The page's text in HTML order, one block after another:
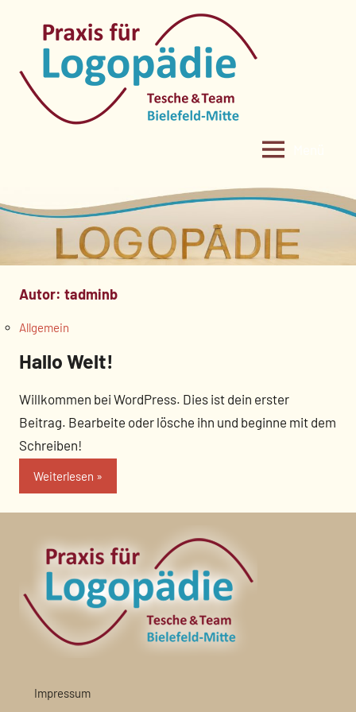
springen
Autor: tadminb
Allgemein
Hallo Welt!
Willkommen bei WordPress. Dies ist dein erster
Beitrag. Bearbeite oder lösche ihn und beginne mit dem
Schreiben!
Weiterlesen
Impressum